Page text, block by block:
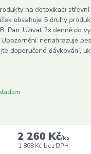
na detoxikaci střevní
obsahuje 5 druhy
Pan, Užívat 2x denně do
nenahrazuje
doporučené dávkování,
2 260 Kč/ks
1 868 Kč bez DPH